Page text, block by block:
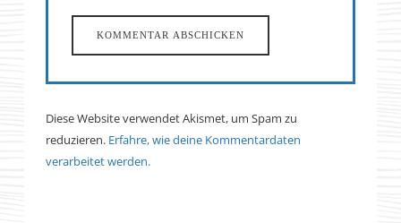
Diese Website verwendet Akismet, um Spam zu
reduzieren. Erfahre, wie deine Kommentardaten
verarbeitet werden.